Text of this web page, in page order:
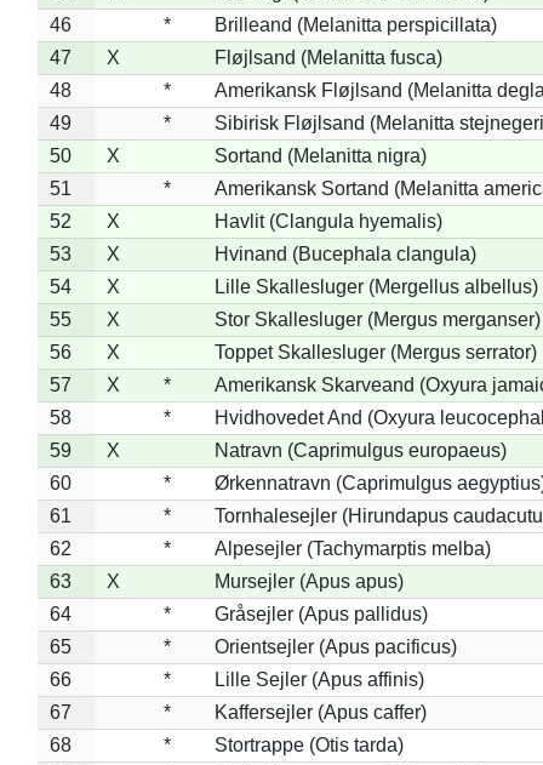
46
*
Brilleand (Melanitta perspicillata)
47
X
Fløjlsand (Melanitta fusca)
48
*
Amerikansk Fløjlsand (Melanitta
49
*
Sibirisk Fløjlsand (Melanitta
50
X
Sortand (Melanitta nigra)
51
*
Amerikansk Sortand (Melanitta
52
X
Havlit (Clangula hyemalis)
53
X
Hvinand (Bucephala clangula)
54
X
Lille Skallesluger (Mergellus albellus)
55
X
Stor Skallesluger (Mergus merganser)
56
X
Toppet Skallesluger (Mergus serrator)
57
X *
Amerikansk Skarveand (Oxyura
58
*
Hvidhovedet And (Oxyura
59
X
Natravn (Caprimulgus europaeus)
60
*
Ørkennatravn (Caprimulgus
61
*
Tornhalesejler (Hirundapus
62
*
Alpesejler (Tachymarptis melba)
63
X
Mursejler (Apus apus)
64
*
Gråsejler (Apus pallidus)
65
*
Orientsejler (Apus pacificus)
66
*
Lille Sejler (Apus affinis)
67
*
Kaffersejler (Apus caffer)
68
*
Stortrappe (Otis tarda)